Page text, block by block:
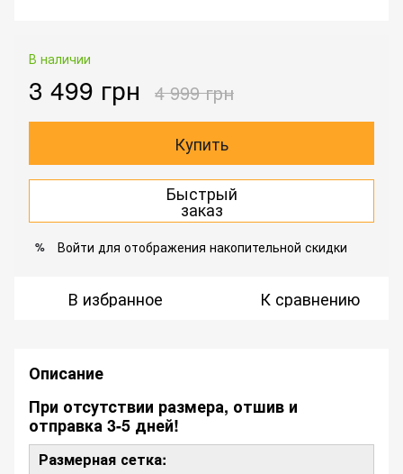
В наличии
3 499 грн 4 999 грн
Купить
Быстрый
заказ
% Войти для отображения накопительной скидки
В избранное К сравнению
Описание
При отсутствии размера, отшив и
отправка 3-5 дней!
Размерная сетка: